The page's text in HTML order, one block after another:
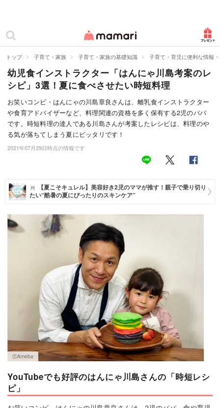
ママリ
カテゴリー一覧
妊娠
出産
赤ちゃん・育児
子育て・家族
お仕事
住まい
トレンド・イベント
トップ 子育て・家族 子育て・家族の基礎知識 子育て・育児に便利な情報
幼児食インストラクター「はんにゃ川島考案のレ
シピ」3選！夏に食べさせたい時短料理
お笑いコンビ・はんにゃの川島章良さんは、離乳食インストラクター
や食育アドバイザーなど、料理関連の資格を多く保有する2児のパパ
です。時短料理の達人である川島さんが考案したレシピは、料理のや
る気が落ちてしまう夏にピッタリです！
2021年07月29日時点の情報です
【夏こそキュレル】美容好き2児のママが推す！親子で乗り切り
たい“酷暑の夏にぴったりのスキンケア”
ⓒAmeba
YouTubeでも好評のはんにゃ川島さんの「時短レシ
ピ」